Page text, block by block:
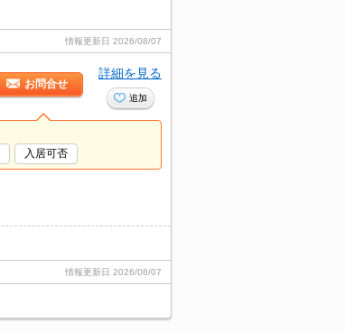
情報更新日 2026/08/07
お問合せ
詳細を見る
追加
入居可否
情報更新日 2026/08/07